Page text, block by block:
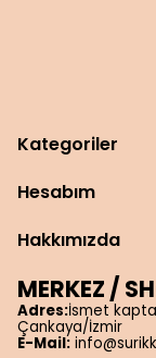
Kategoriler
Hesabım
Hakkımızda
MERKEZ /
Adres:İsmet
Çankaya/İzmir
E-Mail: